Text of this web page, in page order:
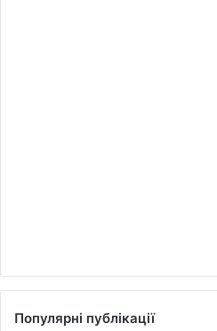
Популярні публікації